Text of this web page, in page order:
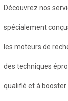
Découvrez nos
spécialement
les moteurs de
des techniques
qualifié et à